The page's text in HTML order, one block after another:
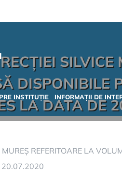
INSTITUȚIE INFORMAȚII DE
SILVICE
DISPONIBILE
LA DATA DE
MUREȘ REFERITOARE LA
20.07.2020